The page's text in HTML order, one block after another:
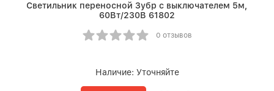
Светильник переносной Зубр с выключателем 5м,
60Вт/230В 61802
0 отзывов
Наличие: Уточняйте